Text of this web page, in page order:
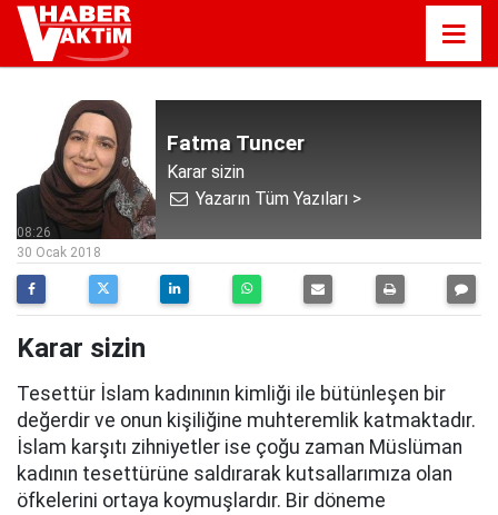
Fatma Tuncer
Karar sizin
Yazarın Tüm Yazıları >
08:26
30 Ocak 2018
Karar sizin
Tesettür İslam kadınının kimliği ile bütünleşen bir
değerdir ve onun kişiliğine muhteremlik katmaktadır.
İslam karşıtı zihniyetler ise çoğu zaman Müslüman
kadının tesettürüne saldırarak kutsallarımıza olan
öfkelerini ortaya koymuşlardır. Bir döneme